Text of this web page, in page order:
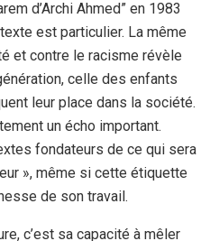
d’Archi Ahmed” en 1983
est particulier. La même
et contre le racisme révèle
celle des enfants
leur place dans la société.
un écho important.
fondateurs de ce qui sera
», même si cette étiquette
de son travail.
c’est sa capacité à mêler